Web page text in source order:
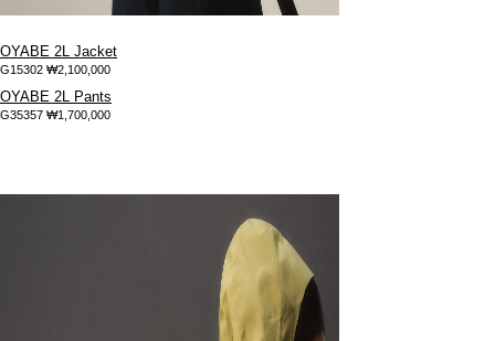
OYABE 2L Jacket
G15302 ₩2,100,000
OYABE 2L Pants
G35357 ₩1,700,000